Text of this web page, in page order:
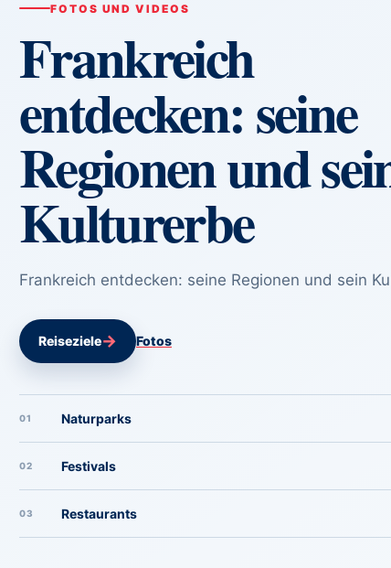
FOTOS UND VIDEOS
Frankreich
entdecken: seine
Regionen und
Kulturerbe
Frankreich entdecken: seine Regionen und sein
Reiseziele→ Fotos
01 Naturparks
02 Festivals
03 Restaurants